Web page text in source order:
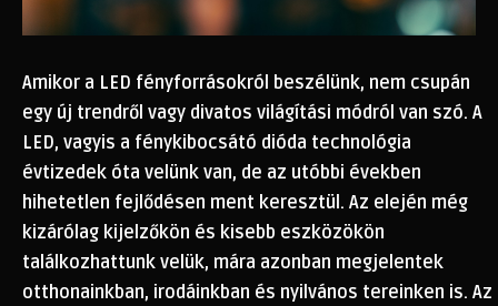
Amikor a LED fényforrásokról beszélünk, nem csupán
egy új trendről vagy divatos világítási módról van szó. A
LED, vagyis a fénykibocsátó dióda technológia
évtizedek óta velünk van, de az utóbbi években
hihetetlen fejlődésen ment keresztül. Az elején még
kizárólag kijelzőkön és kisebb eszközökön
találkozhattunk velük, mára azonban megjelentek
otthonainkban, irodáinkban és nyilvános tereinken is. Az